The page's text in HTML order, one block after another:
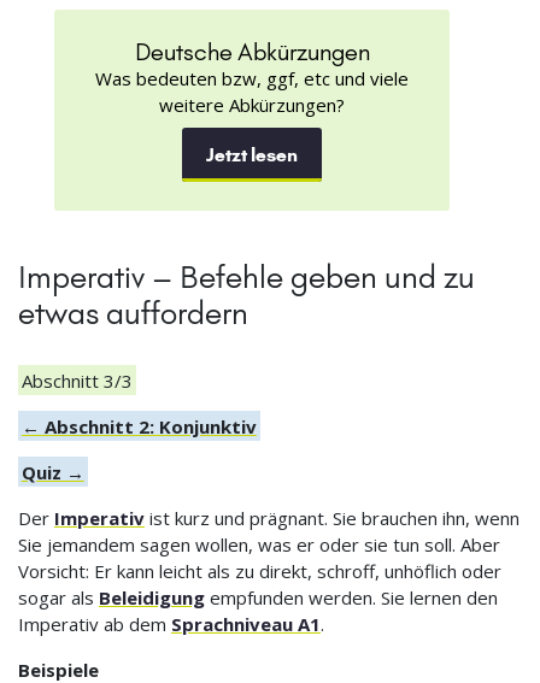
Deutsche Abkürzungen
Was bedeuten bzw, ggf, etc und viele
weitere Abkürzungen?
Jetzt lesen
Imperativ – Befehle geben und zu
etwas auffordern
Abschnitt 3/3
← Abschnitt 2: Konjunktiv
Quiz →
Der Imperativ ist kurz und prägnant. Sie brauchen ihn, wenn
Sie jemandem sagen wollen, was er oder sie tun soll. Aber
Vorsicht: Er kann leicht als zu direkt, schroff, unhöflich oder
sogar als Beleidigung empfunden werden. Sie lernen den
Imperativ ab dem Sprachniveau A1.
Beispiele